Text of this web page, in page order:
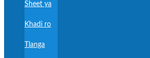
Sheet ya
Khadi ro
Tlanga